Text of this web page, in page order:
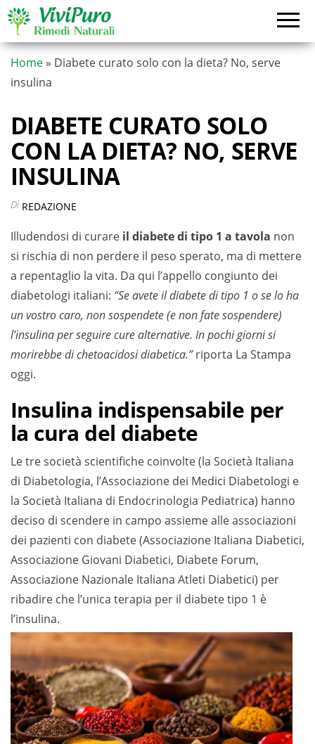
Vai
contenuto
Home » Diabete curato solo con la dieta? No, serve
insulina
DIABETE CURATO SOLO
CON LA DIETA? NO, SERVE
INSULINA
Di REDAZIONE
Illudendosi di curare il diabete di tipo 1 a tavola non
si rischia di non perdere il peso sperato, ma di mettere
a repentaglio la vita. Da qui l’appello congiunto dei
diabetologi italiani: “Se avete il diabete di tipo 1 o se lo ha
un vostro caro, non sospendete (e non fate sospendere)
l’insulina per seguire cure alternative. In pochi giorni si
morirebbe di chetoacidosi diabetica.”riporta La Stampa
oggi.
Insulina indispensabile per
la cura del diabete
Le tre società scientifiche coinvolte (la Società Italiana
di Diabetologia, l’Associazione dei Medici Diabetologi e
la Società Italiana di Endocrinologia Pediatrica) hanno
deciso di scendere in campo assieme alle associazioni
dei pazienti con diabete (Associazione Italiana Diabetici,
Associazione Giovani Diabetici, Diabete Forum,
Associazione Nazionale Italiana Atleti Diabetici) per
ribadire che l’unica terapia per il diabete tipo 1 è
l’insulina.